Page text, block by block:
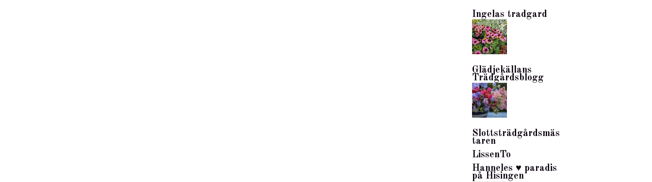
Ingelas tradgard
Glädjekällans
Trädgårdsblogg
Slottsträdgårdsmäs
taren
LissenTo
Hanneles ♥ paradis
på Hisingen